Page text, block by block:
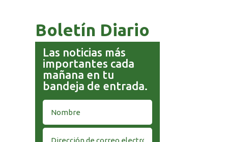
Boletín Diario
Las noticias más
importantes cada
mañana en tu
bandeja de entrada.